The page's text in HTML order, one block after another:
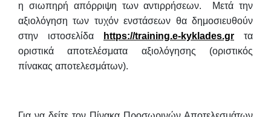
η σιωπηρή απόρριψη των αντιρρήσεων. Μετά την
αξιολόγηση των τυχόν ενστάσεων θα δημοσιευθούν
στην ιστοσελίδα
https://training.e-kyklades.gr τα
οριστικά αποτελέσματα αξιολόγησης (οριστικός
πίνακας αποτελεσμάτων).